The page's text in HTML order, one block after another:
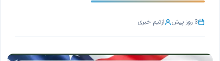
3 روز پیش ازتیم خبری